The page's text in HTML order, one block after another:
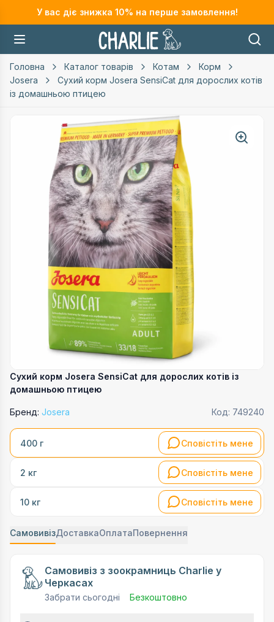
У вас діє знижка 10% на перше замовлення!
Головна Каталог товарів Котам
Корм
Josera
Сухий корм Josera SensiCat для дорослих котів
із домашньою птицею
Сухий корм Josera SensiCat для дорослих котів із
домашньою птицею
Бренд: Josera Код: 749240
400 г Сповістіть мене
2 кг Сповістіть мене
10 кг Сповістіть мене
СамовивізДоставкаОплатаПовернення
Самовивіз з зоокрамниць Charlie у
Черкасах
Забрати сьогодні Безкоштовно